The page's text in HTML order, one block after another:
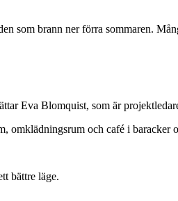
som brann ner förra sommaren.
Eva Blomquist, som är
omklädningsrum och café i baracker
bättre läge.